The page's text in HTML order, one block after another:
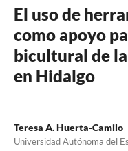
El uso de
como apoyo
bicultural de
en Hidalgo
Teresa A. Huerta-Camilo
Universidad Autónoma del